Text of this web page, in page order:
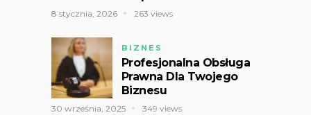
8 stycznia, 2026 263 views
BIZNES
Profesjonalna Obsługa
Prawna Dla Twojego
Biznesu
30 września, 2025 349 views